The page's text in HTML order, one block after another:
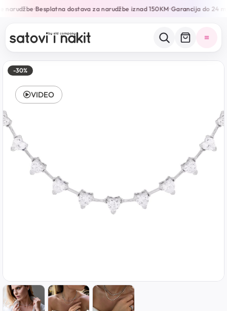
narudžbe•Besplatna dostava za narudžbe iznad 150KM•Garancija do 24
-30%
VIDEO